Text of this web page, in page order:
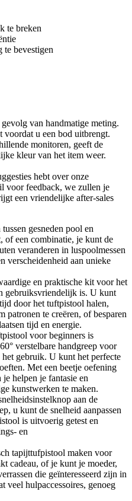
te breken
te bevestigen
van handmatige meting.
u een bod uitbrengt.
monitoren, geeft de
kleur van het item weer.
hebt over onze
voor feedback, we zullen je
een vriendelijke after-sales
gesneden pool en
een combinatie, je kunt de
veranderen in luspoolmessen
verscheidenheid aan unieke
en praktische kit voor het
gebruiksvriendelijk is. U kunt
door het tuftpistool halen,
patronen te creëren, of besparen
tijd en energie.
voor beginners is
verstelbare handgreep voor
gebruik. U kunt het perfecte
Met een beetje oefening
helpen je fantasie en
kunstwerken te maken.
aan de
u kunt de snelheid aanpassen
is uitvoerig getest en
en
tapijttufpistool maken voor
cadeau, of je kunt je moeder,
die geïnteresseerd zijn in
veel hulpaccessoires, genoeg